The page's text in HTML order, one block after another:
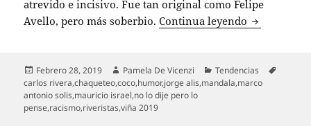
atrevido e incisivo. Fue tan original como Felipe
Avello, pero más soberbio.Continua leyendo Viña 2019,
Publicado
el
Febrero 28, 2019 Autor
Pamela De Vicenzi Categorías
Tendencias
carlos rivera,chaqueteo,coco,humor,jorge alis,mandala,marco
antonio solis,mauricio israel,no lo dije pero lo
pense,racismo,riveristas,viña 2019